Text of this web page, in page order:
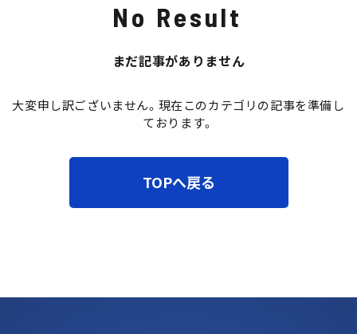
No Result
まだ記事がありません
大変申し訳ございません。現在このカテゴリの記事を準備し
ております。
TOPへ戻る